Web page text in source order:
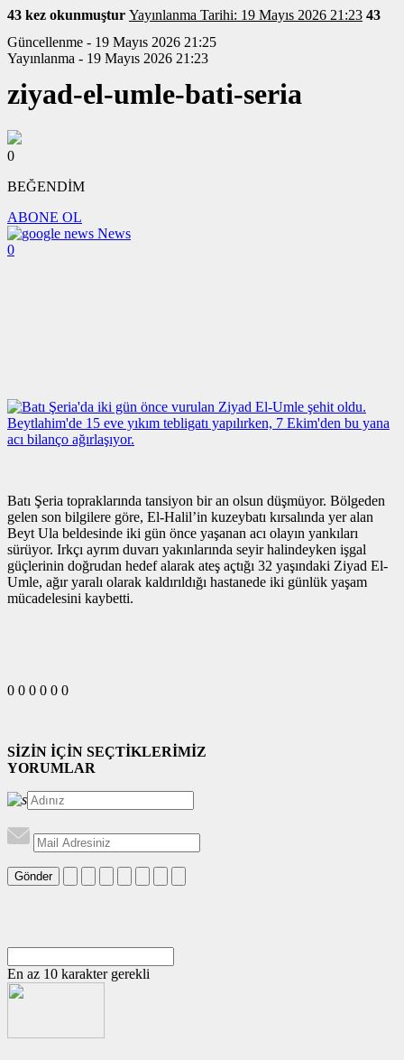
43 kez okunmuştur Yayınlanma Tarihi: 19 Mayıs 2026 21:23 43
Güncellenme - 19 Mayıs 2026 21:25
Yayınlanma - 19 Mayıs 2026 21:23
ziyad-el-umle-bati-seria
0
BEĞENDİM
ABONE OL
News
0
Batı Şeria topraklarında tansiyon bir an olsun düşmüyor. Bölgeden
gelen son bilgilere göre, El-Halil’in kuzeybatı kırsalında yer alan
Beyt Ula beldesinde iki gün önce yaşanan acı olayın yankıları
sürüyor. Irkçı ayrım duvarı yakınlarında seyir halindeyken işgal
güçlerinin doğrudan hedef alarak ateş açtığı 32 yaşındaki Ziyad El-
Umle, ağır yaralı olarak kaldırıldığı hastanede iki günlük yaşam
mücadelesini kaybetti.
0 0 0 0 0 0
SİZİN İÇİN SEÇTİKLERİMİZ
YORUMLAR
Gönder
En az 10 karakter gerekli